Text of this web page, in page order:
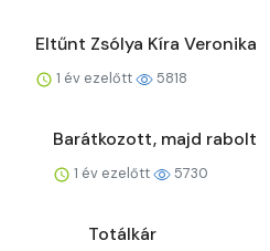
Eltűnt Zsólya Kíra Veronika
1 év ezelőtt 5818
Barátkozott, majd rabolt
1 év ezelőtt 5730
Totálkár